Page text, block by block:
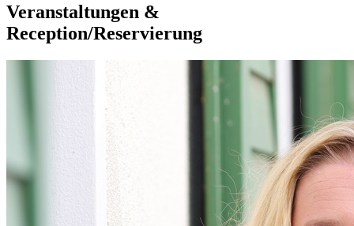
Veranstaltungen &
Reception/Reservierung